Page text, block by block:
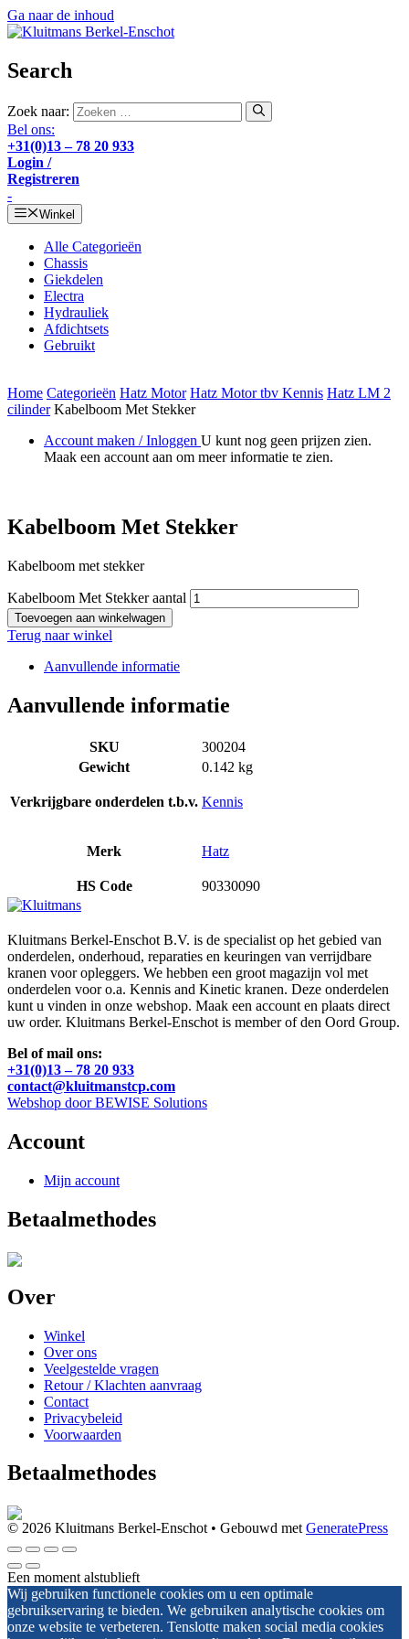
Ga naar de inhoud
Search
Zoek naar:
Bel ons:
+31(0)13 – 78 20 933
Login /
Registreren
-
Winkel
Alle Categorieën
Chassis
Giekdelen
Electra
Hydrauliek
Afdichtsets
Gebruikt
Home Categorieën Hatz Motor Hatz Motor tbv Kennis Hatz LM 2
cilinder Kabelboom Met Stekker
Account maken / Inloggen U kunt nog geen prijzen zien.
Maak een account aan om meer informatie te zien.
Kabelboom Met Stekker
Kabelboom met stekker
Kabelboom Met Stekker aantal
Toevoegen aan winkelwagen
Terug naar winkel
Aanvullende informatie
Aanvullende informatie
SKU
300204
Gewicht
0.142 kg
Verkrijgbare onderdelen t.b.v. Kennis
Merk Hatz
HS Code 90330090
Kluitmans Berkel-Enschot B.V. is de specialist op het gebied van
onderdelen, onderhoud, reparaties en keuringen van verrijdbare
kranen voor opleggers. We hebben een groot magazijn vol met
onderdelen voor o.a. Kennis and Kinetic kranen. Deze onderdelen
kunt u vinden in onze webshop. Maak een account en plaats direct
uw order. Kluitmans Berkel-Enschot is member of den Oord Group.
Bel of mail ons:
+31(0)13 – 78 20 933
contact@kluitmanstcp.com
Webshop door BEWISE Solutions
Account
Mijn account
Betaalmethodes
Over
Winkel
Over ons
Veelgestelde vragen
Retour / Klachten aanvraag
Contact
Privacybeleid
Voorwaarden
Betaalmethodes
© 2026 Kluitmans Berkel-Enschot • Gebouwd met GeneratePress
Een moment alstublieft
Wij gebruiken functionele cookies om u een optimale
gebruikservaring te bieden. We gebruiken analytische cookies om
onze website te verbeteren. Tenslotte maken social media cookies